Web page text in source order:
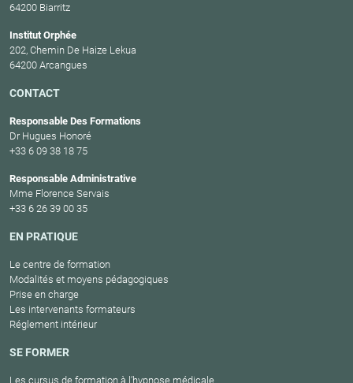
64200 Biarritz
Institut Orphée
202, Chemin De Haize Lekua
64200 Arcangues
CONTACT
Responsable Des Formations
Dr Hugues Honoré
+33 6 09 38 18 75
Responsable Administrative
Mme Florence Servais
+33 6 26 39 00 35
EN PRATIQUE
Le centre de formation
Modalités et moyens pédagogiques
Prise en charge
Les intervenants formateurs
Réglement intérieur
SE FORMER
Les cursus de formation à l’hypnose médicale